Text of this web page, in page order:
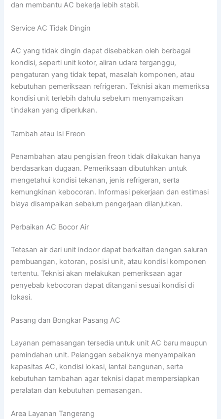
dan membantu AC bekerja lebih stabil.
Service AC Tidak Dingin
AC yang tidak dingin dapat disebabkan oleh berbagai
kondisi, seperti unit kotor, aliran udara terganggu,
pengaturan yang tidak tepat, masalah komponen, atau
kebutuhan pemeriksaan refrigeran. Teknisi akan memeriksa
kondisi unit terlebih dahulu sebelum menyampaikan
tindakan yang diperlukan.
Tambah atau Isi Freon
Penambahan atau pengisian freon tidak dilakukan hanya
berdasarkan dugaan. Pemeriksaan dibutuhkan untuk
mengetahui kondisi tekanan, jenis refrigeran, serta
kemungkinan kebocoran. Informasi pekerjaan dan estimasi
biaya disampaikan sebelum pengerjaan dilanjutkan.
Perbaikan AC Bocor Air
Tetesan air dari unit indoor dapat berkaitan dengan saluran
pembuangan, kotoran, posisi unit, atau kondisi komponen
tertentu. Teknisi akan melakukan pemeriksaan agar
penyebab kebocoran dapat ditangani sesuai kondisi di
lokasi.
Pasang dan Bongkar Pasang AC
Layanan pemasangan tersedia untuk unit AC baru maupun
pemindahan unit. Pelanggan sebaiknya menyampaikan
kapasitas AC, kondisi lokasi, lantai bangunan, serta
kebutuhan tambahan agar teknisi dapat mempersiapkan
peralatan dan kebutuhan pemasangan.
Area Layanan Tangerang